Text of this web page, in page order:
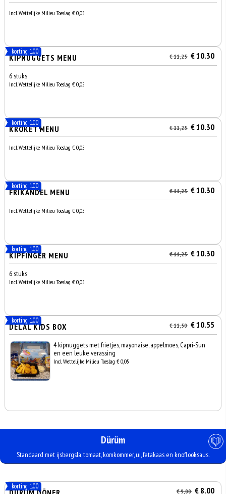
Incl. Wettelijke Milieu Toeslag € 0,05
korting 1.00
KIPNUGGETS MENU € 11,25 € 10.30
6 stuks
Incl. Wettelijke Milieu Toeslag € 0,05
korting 1.00
KROKET MENU € 11,25 € 10.30
Incl. Wettelijke Milieu Toeslag € 0,05
korting 1.00
FRIKANDEL MENU € 11,25 € 10.30
Incl. Wettelijke Milieu Toeslag € 0,05
korting 1.00
KIPFINGER MENU € 11,25 € 10.30
6 stuks
Incl. Wettelijke Milieu Toeslag € 0,05
korting 1.00
DELAL KIDS BOX € 11,50 € 10.55
4 kipnuggets met frietjes, mayonaise, appelmoes, Capri-Sun
en een leuke verassing
Incl. Wettelijke Milieu Toeslag € 0,05
Dürüm
Standaard met ijsbergsla, tomaat, komkommer, ui, fetakaas en knoflooksaus.
korting 1.00
€ 9,00 € 8.00